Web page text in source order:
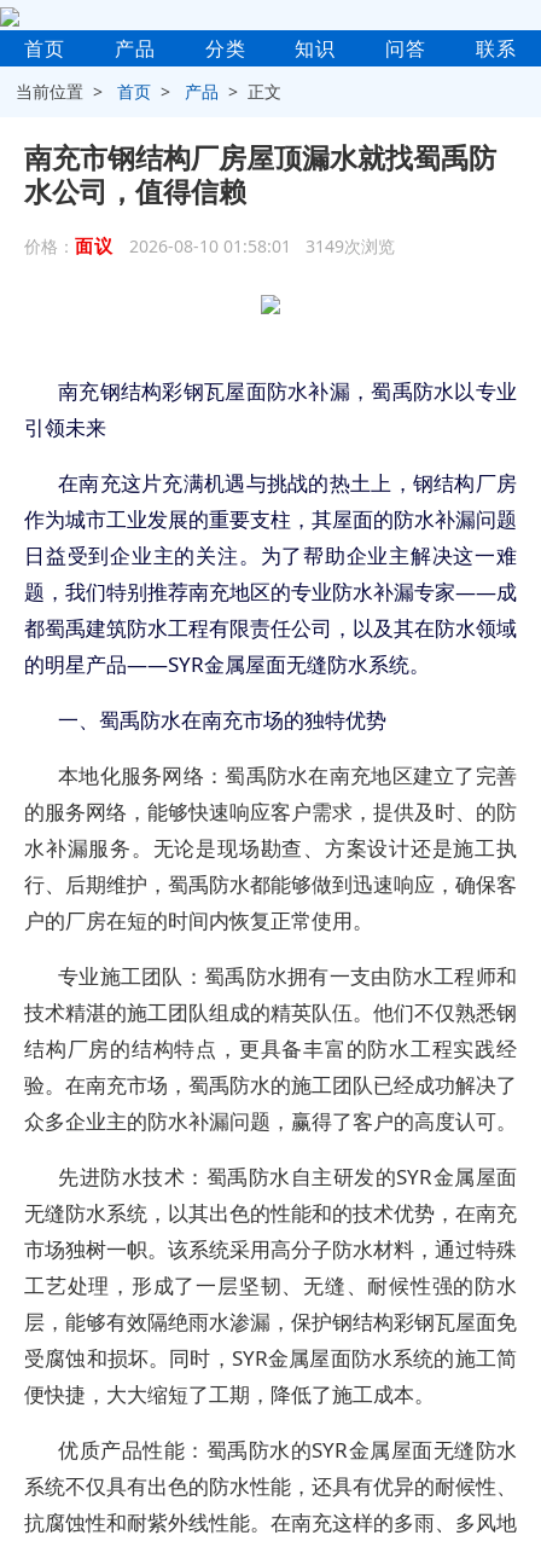
首页 产品 分类 知识 问答 联系
当前位置 >首页 > 产品 > 正文
南充市钢结构厂房屋顶漏水就找蜀禹防
水公司，值得信赖
价格： 面议 2026-08-10 01:58:01 3149次浏览
南充钢结构彩钢瓦屋面防水补漏，蜀禹防水以专业
引领未来
在南充这片充满机遇与挑战的热土上，钢结构厂房
作为城市工业发展的重要支柱，其屋面的防水补漏问题
日益受到企业主的关注。为了帮助企业主解决这一难
题，我们特别推荐南充地区的专业防水补漏专家——成
都蜀禹建筑防水工程有限责任公司，以及其在防水领域
的明星产品——SYR金属屋面无缝防水系统。
一、蜀禹防水在南充市场的独特优势
本地化服务网络 ：蜀禹防水在南充地区建立了完善
的服务网络，能够快速响应客户需求，提供及时、的防
水补漏服务。无论是现场勘查、方案设计还是施工执
行、后期维护，蜀禹防水都能够做到迅速响应，确保客
户的厂房在短的时间内恢复正常使用。
专业施工团队 ：蜀禹防水拥有一支由防水工程师和
技术精湛的施工团队组成的精英队伍。他们不仅熟悉钢
结构厂房的结构特点，更具备丰富的防水工程实践经
验。在南充市场，蜀禹防水的施工团队已经成功解决了
众多企业主的防水补漏问题，赢得了客户的高度认可。
先进防水技术 ：蜀禹防水自主研发的SYR金属屋面
无缝防水系统，以其出色的性能和的技术优势，在南充
市场独树一帜。该系统采用高分子防水材料，通过特殊
工艺处理，形成了一层坚韧、无缝、耐候性强的防水
层，能够有效隔绝雨水渗漏，保护钢结构彩钢瓦屋面免
受腐蚀和损坏。同时，SYR金属屋面防水系统的施工简
便快捷，大大缩短了工期，降低了施工成本。
优质产品性能 ：蜀禹防水的SYR金属屋面无缝防水
系统不仅具有出色的防水性能，还具有优异的耐候性、
抗腐蚀性和耐紫外线性能。在南充这样的多雨、多风地